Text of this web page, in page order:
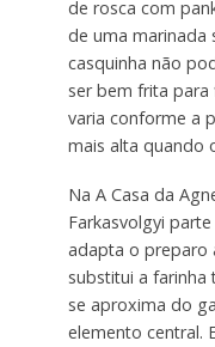
de rosca com
de uma marinada
casquinha não
ser bem frita para
varia conforme a
mais alta quando
Na A Casa da
Farkasvolgyi
adapta o preparo
substitui a
se aproxima do
elemento central.